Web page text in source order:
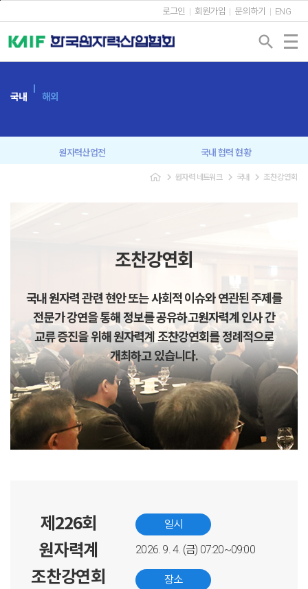
로그인 회원가입 문의하기 ENG
search
국내 해외
원자력산업전 국내 협력 현황
navigate_next 원자력 네트워크 navigate_next 국내 navigate_next 조찬강연회
조찬강연회
국내 원자력 관련 현안 또는 사회적 이슈와 연관된 주제를
전문가 강연을 통해 정보를 공유하고원자력계 인사 간
교류 증진을 위해 원자력계 조찬강연회를 정례적으로
개최하고 있습니다.
제226회
원자력계
조찬강연회
일시
2026. 9. 4. (금) 07:20~09:00
장소